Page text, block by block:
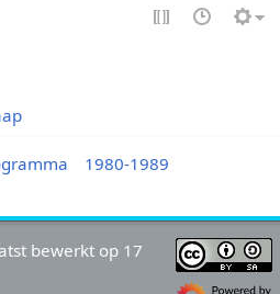
1980-1989
bewerkt op 17